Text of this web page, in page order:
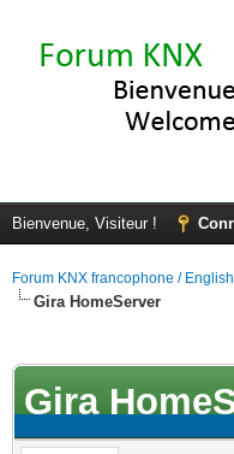
Bienvenue, Visiteur !
Forum KNX francophone /
Gira HomeServer
Gira